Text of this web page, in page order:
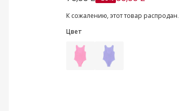
К сожалению, этот товар распродан.
Цвет